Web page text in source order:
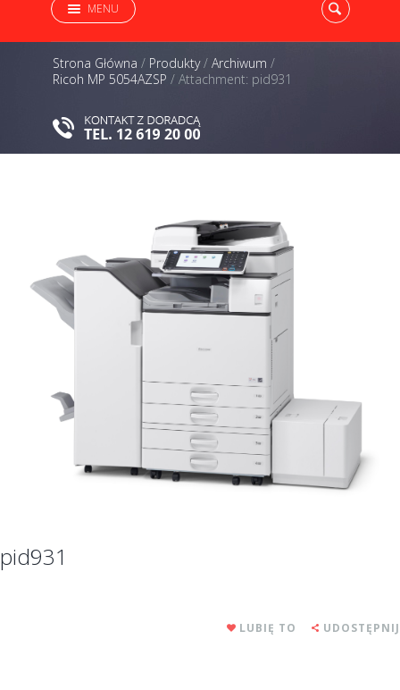
MENU
Strona Główna / Produkty/ Archiwum /
Ricoh MP 5054AZSP / Attachment: pid931
pid931
LUBIĘ TO UDOSTĘPNIJ